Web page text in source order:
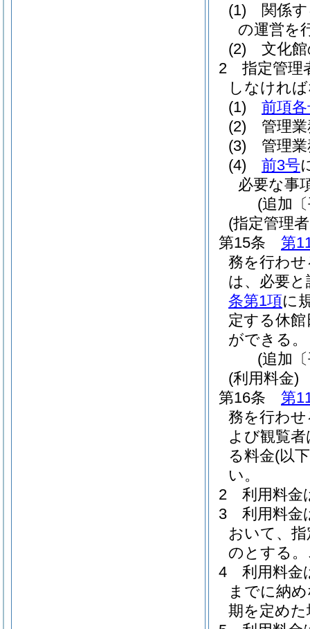
(1)
関係
の運営を
(2)
文化
2
指定管理
しなけれ
(1)
前項
(2)
管理
(3)
管理
(4)
前3号
必要な事
(追加
(指定管理
第15条
第
務を行わ
は、必要
条第1項に
定する休
ができる。
(追加
(利用料金)
第16条
第
務を行わ
よび観覧
る料金(以
い。
2
利用料金
3
利用料金
おいて、
のとする。
4
利用料金
までに納
期を定め